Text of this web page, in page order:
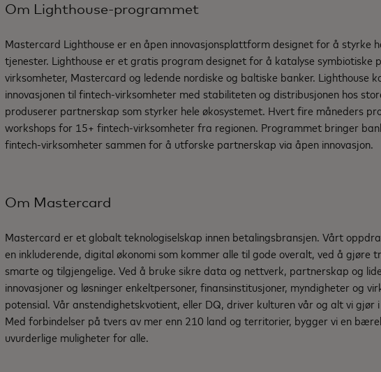
Om Lighthouse-programmet
Mastercard Lighthouse er en åpen innovasjonsplattform designet for å styrke
tjenester. Lighthouse er et gratis program designet for å katalyse symbiotiske
virksomheter, Mastercard og ledende nordiske og baltiske banker. Lighthouse
innovasjonen til fintech-virksomheter med stabiliteten og distribusjonen hos
produserer partnerskap som styrker hele økosystemet. Hvert fire måneders
workshops for 15+ fintech-virksomheter fra regionen. Programmet bringer
fintech-virksomheter sammen for å utforske partnerskap via åpen innovasjon.
Om Mastercard
Mastercard er et globalt teknologiselskap innen betalingsbransjen. Vårt
en inkluderende, digital økonomi som kommer alle til gode overalt, ved å gjøre
smarte og tilgjengelige. Ved å bruke sikre data og nettverk, partnerskap og
innovasjoner og løsninger enkeltpersoner, finansinstitusjoner, myndigheter og
potensial. Vår anstendighetskvotient, eller DQ, driver kulturen vår og alt vi
Med forbindelser på tvers av mer enn 210 land og territorier, bygger vi en
uvurderlige muligheter for alle.